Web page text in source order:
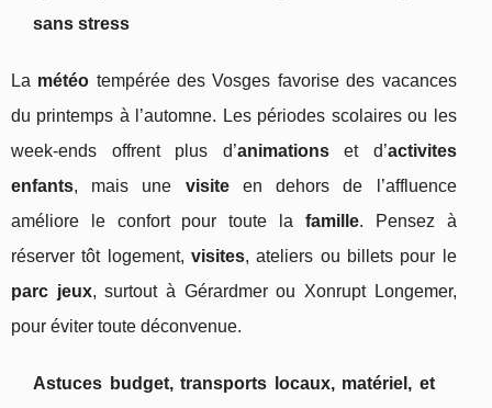
sans stress
La météo tempérée des Vosges favorise des vacances
du printemps à l’automne. Les périodes scolaires ou les
week-ends offrent plus d’animationset d’activites
enfants, mais une visiteen dehors de l’affluence
améliore le confort pour toute la famille. Pensez à
réserver tôt logement, visites, ateliers ou billets pour le
parc jeux, surtout à Gérardmer ou Xonrupt Longemer,
pour éviter toute déconvenue.
Astuces budget, transports locaux, matériel, et